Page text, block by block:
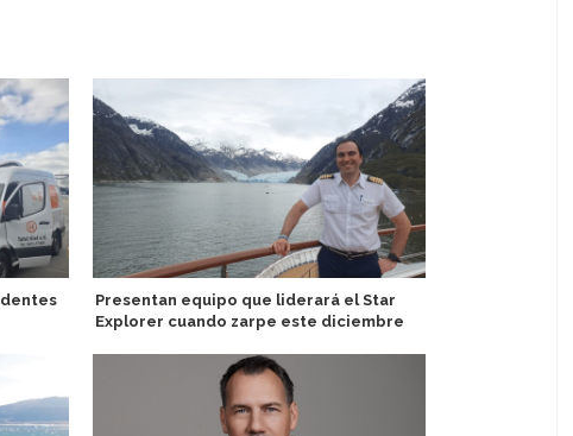
Presentan equipo que liderará el Star
Explorer cuando zarpe este diciembre